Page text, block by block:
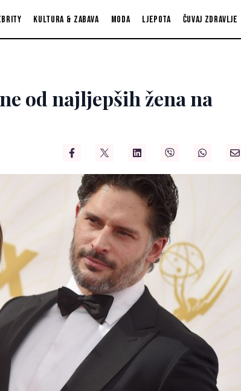
Kultura & zabava Moda Ljepota Čuvaj zdravlje
od najljepših žena na